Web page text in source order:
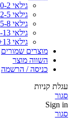
גילאי 0-2
גילאי 2-5
גילאי 5-8
גילאי 8-13
גילאי 13+
מוצרים שמורים
השווה מוצר
כניסה / הרשמה
עגלת קניות
סגור
Sign in
סגור